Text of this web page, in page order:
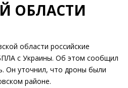
ОБЛАСТИ
области российские
с Украины. Об этом сообщил
Он уточнил, что дроны были
районе.